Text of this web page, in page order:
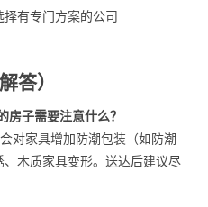
有专门方案的公司
答）
房子需要注意什么？
对家具增加防潮包装（如防潮
木质家具变形。送达后建议尽